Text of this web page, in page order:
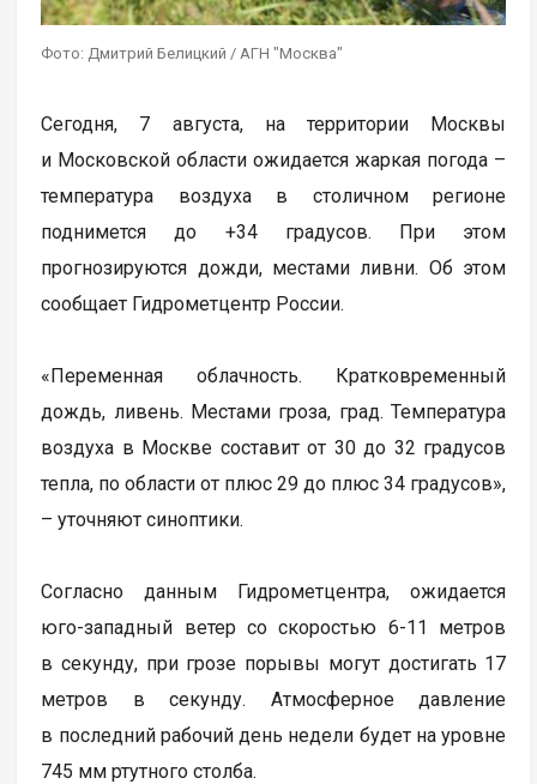
Фото: Дмитрий Белицкий / АГН "Москва"
Сегодня, 7 августа, на территории Москвы
и Московской области ожидается жаркая погода –
температура воздуха в столичном регионе
поднимется до +34 градусов. При этом
прогнозируются дожди, местами ливни. Об этом
сообщает Гидрометцентр России.
«Переменная облачность. Кратковременный
дождь, ливень. Местами гроза, град. Температура
воздуха в Москве составит от 30 до 32 градусов
тепла, по области от плюс 29 до плюс 34 градусов»,
– уточняют синоптики.
Согласно данным Гидрометцентра, ожидается
юго-западный ветер со скоростью 6-11 метров
в секунду, при грозе порывы могут достигать 17
метров в секунду. Атмосферное давление
в последний рабочий день недели будет на уровне
745 мм ртутного столба.